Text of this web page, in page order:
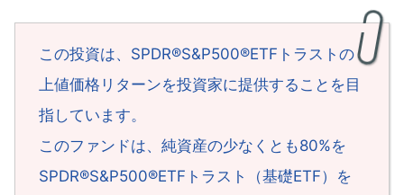
この投資は、SPDR®S&P500®ETFトラストの
上値価格リターンを投資家に提供することを目
指しています。
このファンドは、純資産の少なくとも80%を
SPDR®S&P500®ETFトラスト（基礎ETF）を